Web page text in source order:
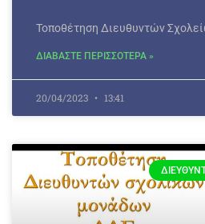
Τοποθέτηση Διευθυντών
ΔΙΑΒΑΣΤΕ ΠΕΡΙΣΣΟΤΕΡΑ »
20/04/2023 13:41